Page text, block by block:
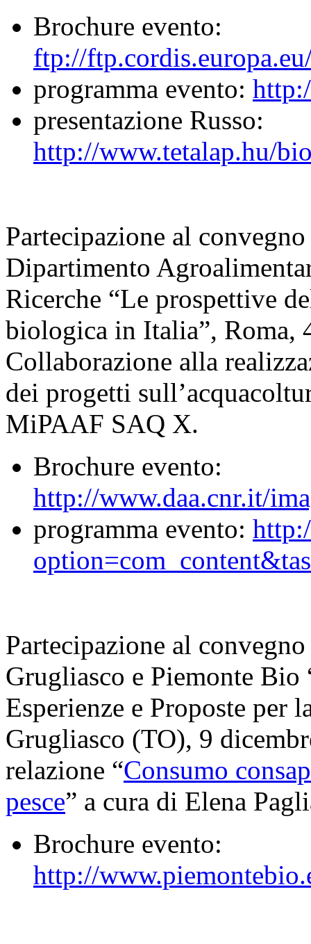
Brochure evento:
ftp://
programma evento:
presentazione Russo:
http://www.tetalap.hu/
Partecipazione al
Dipartimento
Ricerche “Le prospettive
biologica in Italia”, Roma,
Collaborazione alla
dei progetti
MiPAAF SAQ X.
Brochure evento:
http://www.daa.cnr.it/
programma evento:
Partecipazione al
Grugliasco e Piemonte
Esperienze e Proposte per
Grugliasco (TO), 9
relazione “Consumo
pesce” a cura di Elena
Brochure evento:
http://